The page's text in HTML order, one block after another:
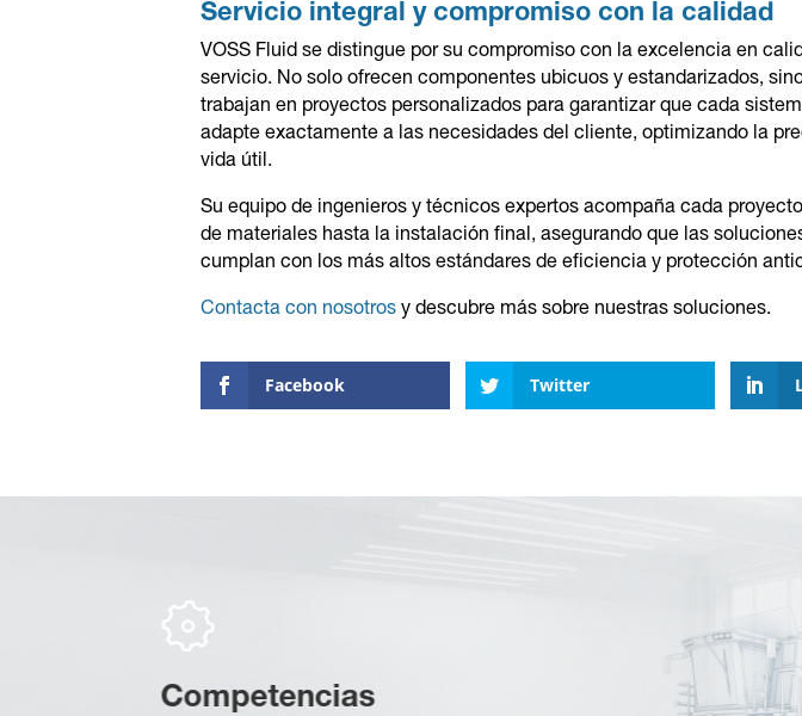
Servicio integral y compromiso con la calidad
VOSS Fluid se distingue por su compromiso con la excelencia en
servicio. No solo ofrecen componentes ubicuos y estandarizados,
trabajan en proyectos personalizados para garantizar que cada
adapte exactamente a las necesidades del cliente, optimizando la
vida útil.
Su equipo de ingenieros y técnicos expertos acompaña cada
de materiales hasta la instalación final, asegurando que las
cumplan con los más altos estándares de eficiencia y protección
Contacta con nosotros y descubre más sobre nuestras soluciones.
Facebook Twitter
Competencias